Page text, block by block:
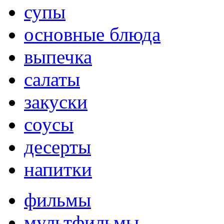
супы
основные блюда
выпечка
салаты
закуски
соусы
десерты
напитки
фильмы